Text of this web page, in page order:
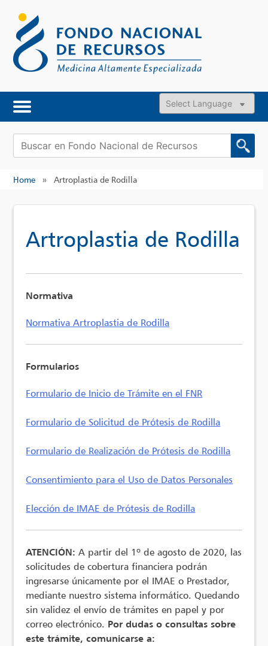
content
Powered by
Buscar:
Home » Artroplastia de Rodilla
Artroplastia de Rodilla
Normativa
Normativa Artroplastia de Rodilla
Formularios
Formulario de Inicio de Trámite en el FNR
Formulario de Solicitud de Prótesis de Rodilla
Formulario de Realización de Prótesis de Rodilla
Consentimiento para el Uso de Datos Personales
Elección de IMAE de Prótesis de Rodilla
ATENCIÓN: A partir del 1º de agosto de 2020, las
solicitudes de cobertura financiera podrán
ingresarse únicamente por el IMAE o Prestador,
mediante nuestro sistema informático. Quedando
sin validez el envío de trámites en papel y por
correo electrónico. Por dudas o consultas sobre
este trámite, comunicarse a: